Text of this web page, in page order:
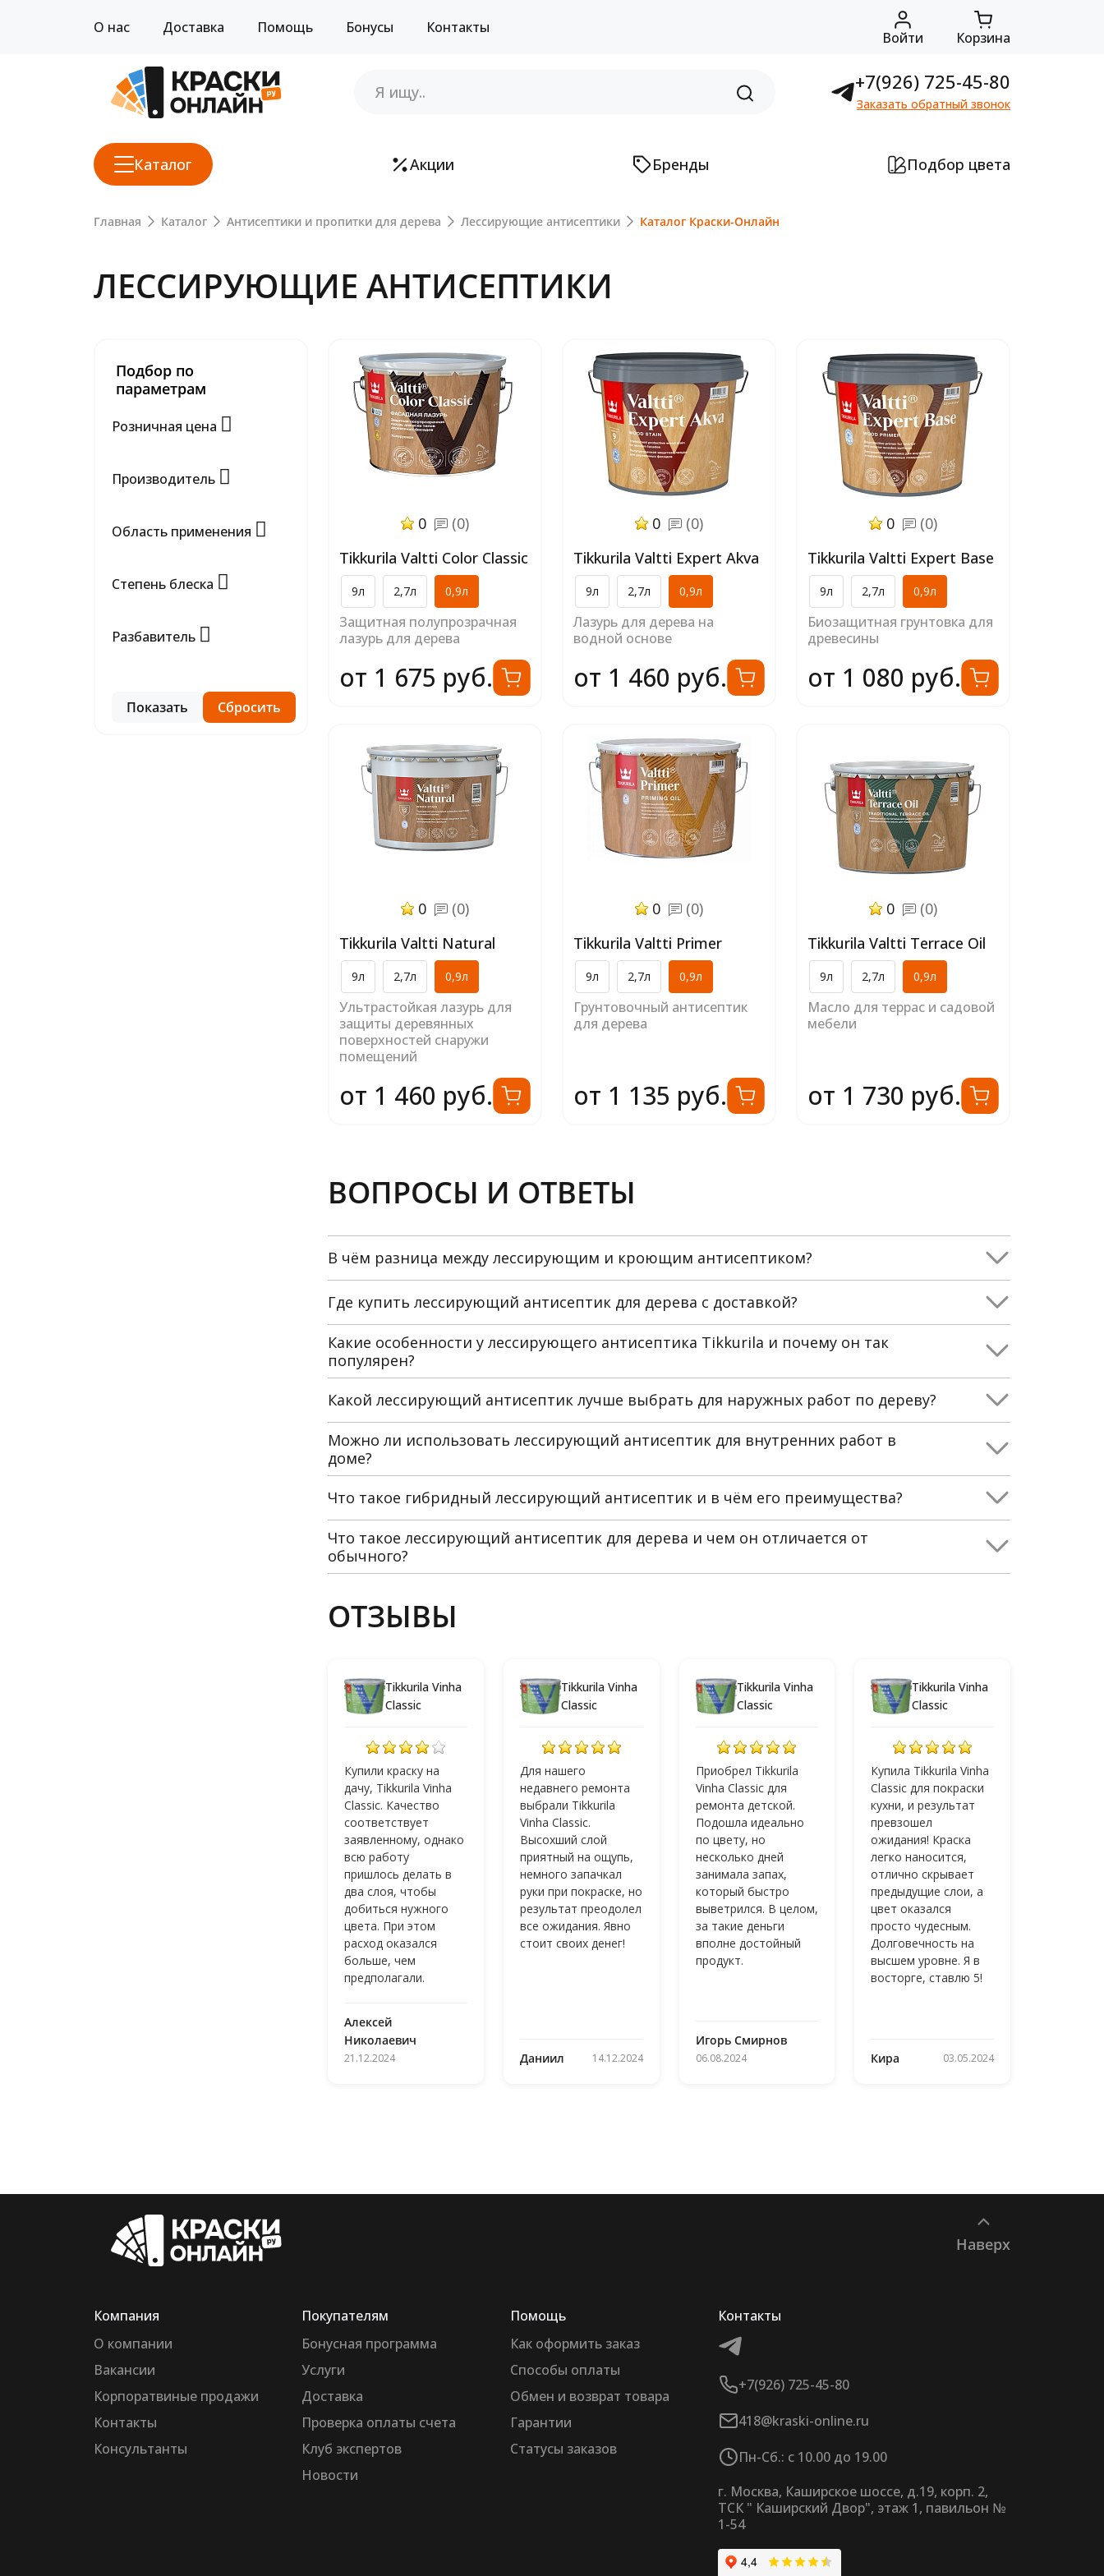
О нас Доставка Помощь Бонусы Контакты
Войти Корзина
+7(926) 725-45-80
Заказать обратный звонок
Каталог Акции Бренды Подбор цвета
Главная Каталог Антисептики и пропитки для дерева Лессирующие антисептики Каталог Краски-Онлайн
ЛЕССИРУЮЩИЕ АНТИСЕПТИКИ
Подбор по
параметрам
Розничная цена
Производитель
Область применения
Степень блеска
Разбавитель
0
(0)
Tikkurila Valtti Color Classic
9л 2,7л 0,9л
Защитная полупрозрачная
лазурь для дерева
от 1 675 руб.
0
(0)
Tikkurila Valtti Expert Akva
9л 2,7л 0,9л
Лазурь для дерева на
водной основе
от 1 460 руб.
0
(0)
Tikkurila Valtti Expert Base
9л 2,7л 0,9л
Биозащитная грунтовка для
древесины
от 1 080 руб.
0
(0)
Tikkurila Valtti Natural
9л 2,7л 0,9л
Ультрастойкая лазурь для
защиты деревянных
поверхностей снаружи
помещений
от 1 460 руб.
0
(0)
Tikkurila Valtti Primer
9л 2,7л 0,9л
Грунтовочный антисептик
для дерева
от 1 135 руб.
0
(0)
Tikkurila Valtti Terrace Oil
9л 2,7л 0,9л
Масло для террас и садовой
мебели
от 1 730 руб.
ВОПРОСЫ И ОТВЕТЫ
В чём разница между лессирующим и кроющим антисептиком?
Где купить лессирующий антисептик для дерева с доставкой?
Какие особенности у лессирующего антисептика Tikkurila и почему он так
популярен?
Какой лессирующий антисептик лучше выбрать для наружных работ по дереву?
Можно ли использовать лессирующий антисептик для внутренних работ в
доме?
Что такое гибридный лессирующий антисептик и в чём его преимущества?
Что такое лессирующий антисептик для дерева и чем он отличается от
обычного?
ОТЗЫВЫ
Tikkurila Vinha
Classic
Купили краску на
дачу, Tikkurila Vinha
Classic. Качество
соответствует
заявленному, однако
всю работу
пришлось делать в
два слоя, чтобы
добиться нужного
цвета. При этом
расход оказался
больше, чем
предполагали.
Алексей
Николаевич
21.12.2024
Tikkurila Vinha
Classic
Для нашего
недавнего ремонта
выбрали Tikkurila
Vinha Classic.
Высохший слой
приятный на ощупь,
немного запачкал
руки при покраске, но
результат преодолел
все ожидания. Явно
стоит своих денег!
Даниил 14.12.2024
Tikkurila Vinha
Classic
Приобрел Tikkurila
Vinha Classic для
ремонта детской.
Подошла идеально
по цвету, но
несколько дней
занимала запах,
который быстро
выветрился. В целом,
за такие деньги
вполне достойный
продукт.
Игорь Смирнов
06.08.2024
Tikkurila Vinha
Classic
Купила Tikkurila Vinha
Classic для покраски
кухни, и результат
превзошел
ожидания! Краска
легко наносится,
отлично скрывает
предыдущие слои, а
цвет оказался
просто чудесным.
Долговечность на
высшем уровне. Я в
восторге, ставлю 5!
Кира 03.05.2024
Наверх
Компания
О компании
Вакансии
Корпоратвиные продажи
Контакты
Консультанты
Покупателям
Бонусная программа
Услуги
Доставка
Проверка оплаты счета
Клуб экспертов
Новости
Помощь
Как оформить заказ
Способы оплаты
Обмен и возврат товара
Гарантии
Статусы заказов
Контакты
+7(926) 725-45-80
418@kraski-online.ru
Пн-Сб.: с 10.00 до 19.00
г. Москва, Каширское шоссе, д.19, корп. 2,
ТСК " Каширский Двор", этаж 1, павильон №
1-54